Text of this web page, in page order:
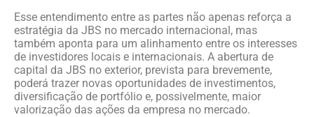
Esse entendimento entre as partes não apenas reforça a
estratégia da JBS no mercado internacional, mas
também aponta para um alinhamento entre os interesses
de investidores locais e internacionais. A abertura de
capital da JBS no exterior, prevista para brevemente,
poderá trazer novas oportunidades de investimentos,
diversificação de portfólio e, possivelmente, maior
valorização das ações da empresa no mercado.